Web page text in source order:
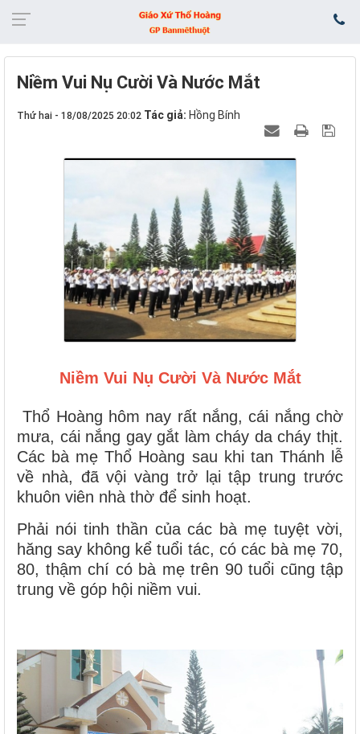
Niềm Vui Nụ Cười Và Nước Mắt
Thứ hai - 18/08/2025 20:02 Tác giả: Hồng Bính
Niềm Vui Nụ Cười Và Nước Mắt
Thổ Hoàng hôm nay rất nắng, cái nắng chờ
mưa, cái nắng gay gắt làm cháy da cháy thịt.
Các bà mẹ Thổ Hoàng sau khi tan Thánh lễ
về nhà, đã vội vàng trở lại tập trung trước
khuôn viên nhà thờ để sinh hoạt.
Phải nói tinh thần của các bà mẹ tuyệt vời,
hăng say không kể tuổi tác, có các bà mẹ 70,
80, thậm chí có bà mẹ trên 90 tuổi cũng tập
trung về góp hội niềm vui.